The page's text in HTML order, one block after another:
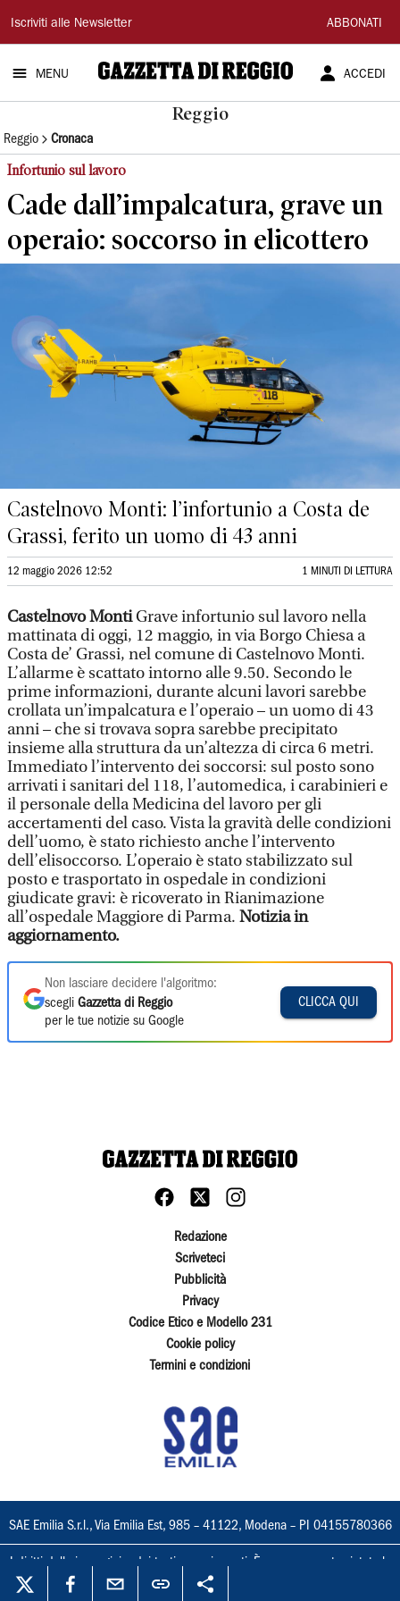
Gazzetta
di
Reggio
Iscriviti alle Newsletter ABBONATI
MENU ACCEDI
Reggio
Reggio Cronaca
Infortunio sul lavoro
Cade dall’impalcatura, grave un
operaio: soccorso in elicottero
Castelnovo Monti: l’infortunio a Costa de
Grassi, ferito un uomo di 43 anni
12 maggio 2026 12:52 1 MINUTI DI LETTURA
Castelnovo MontiGrave infortunio sul lavoro nella
mattinata di oggi, 12 maggio, in via Borgo Chiesa a
Costa de’ Grassi, nel comune di Castelnovo Monti.
L’allarme è scattato intorno alle 9.50. Secondo le
prime informazioni, durante alcuni lavori sarebbe
crollata un’impalcatura e l’operaio – un uomo di 43
anni – che si trovava sopra sarebbe precipitato
insieme alla struttura da un’altezza di circa 6 metri.
Immediato l’intervento dei soccorsi: sul posto sono
arrivati i sanitari del 118, l’automedica, i carabinieri e
il personale della Medicina del lavoro per gli
accertamenti del caso. Vista la gravità delle condizioni
dell’uomo, è stato richiesto anche l’intervento
dell’elisoccorso. L’operaio è stato stabilizzato sul
posto e trasportato in ospedale in condizioni
giudicate gravi: è ricoverato in Rianimazione
all’ospedale Maggiore di Parma. Notizia in
aggiornamento.
Non lasciare decidere l'algoritmo:
scegli Gazzetta di Reggio
per le tue notizie su Google
CLICCA QUI
Redazione
Scriveteci
Pubblicità
Privacy
Codice Etico e Modello 231
Cookie policy
Termini e condizioni
SAE Emilia S.r.l., Via Emilia Est, 985 – 41122, Modena – PI 04155780366
I diritti delle immagini e dei testi sono riservati. È espressamente vietata la
loro riproduzione con qualsiasi mezzo e l'adattamento totale o parziale.